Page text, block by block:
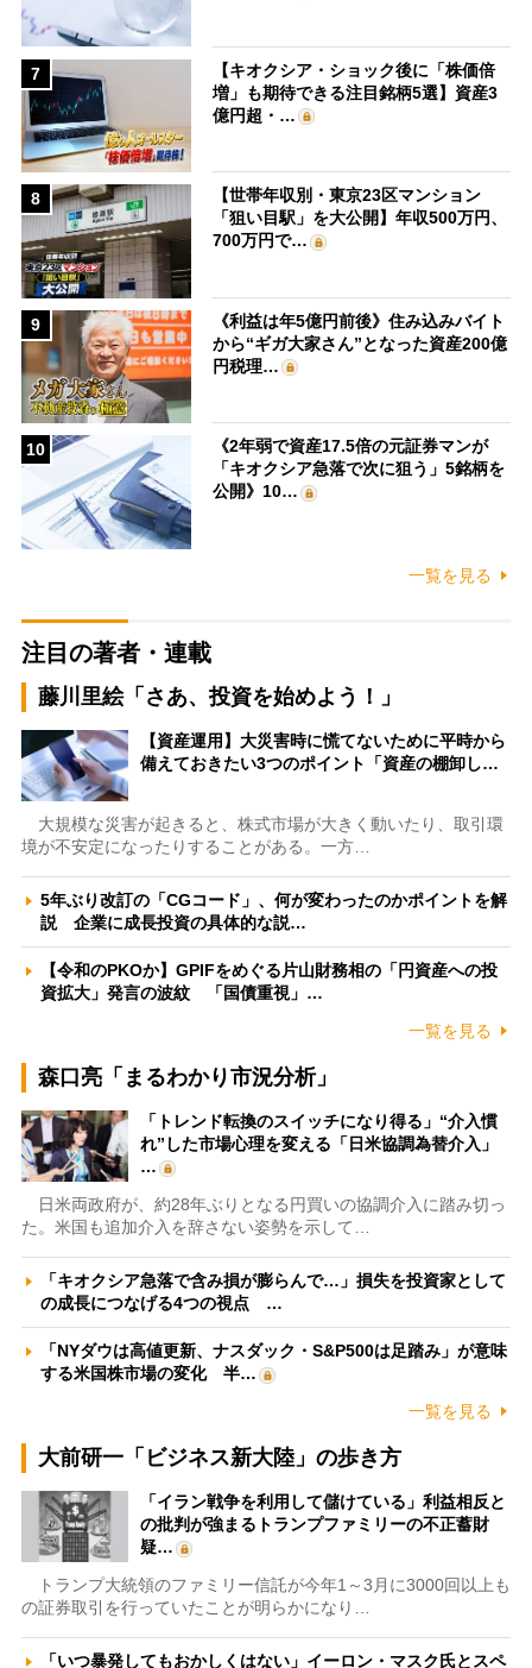
7
【キオクシア・ショック後に「株価倍
増」も期待できる注目銘柄5選】資産3
億円超・…
8
【世帯年収別・東京23区マンション
「狙い目駅」を大公開】年収500万円、
700万円で…
9
《利益は年5億円前後》住み込みバイト
から“ギガ大家さん”となった資産200億
円税理…
10
《2年弱で資産17.5倍の元証券マンが
「キオクシア急落で次に狙う」5銘柄を
公開》10…
一覧を見る
注目の著者・連載
藤川里絵「さあ、投資を始めよう！」
【資産運用】大災害時に慌てないために平時から
備えておきたい3つのポイント「資産の棚卸し…
大規模な災害が起きると、株式市場が大きく動いたり、取引環
境が不安定になったりすることがある。一方…
5年ぶり改訂の「CGコード」、何が変わったのかポイントを解
説 企業に成長投資の具体的な説…
【令和のPKOか】GPIFをめぐる片山財務相の「円資産への投
資拡大」発言の波紋 「国債重視」…
一覧を見る
森口亮「まるわかり市況分析」
「トレンド転換のスイッチになり得る」“介入慣
れ”した市場心理を変える「日米協調為替介入」
…
日米両政府が、約28年ぶりとなる円買いの協調介入に踏み切っ
た。米国も追加介入を辞さない姿勢を示して…
「キオクシア急落で含み損が膨らんで…」損失を投資家として
の成長につなげる4つの視点 …
「NYダウは高値更新、ナスダック・S&P500は足踏み」が意味
する米国株市場の変化 半…
一覧を見る
大前研一「ビジネス新大陸」の歩き方
「イラン戦争を利用して儲けている」利益相反と
の批判が強まるトランプファミリーの不正蓄財
疑…
トランプ大統領のファミリー信託が今年1～3月に3000回以上も
の証券取引を行っていたことが明らかになり…
「いつ暴発してもおかしくはない」イーロン・マスク氏とスペ